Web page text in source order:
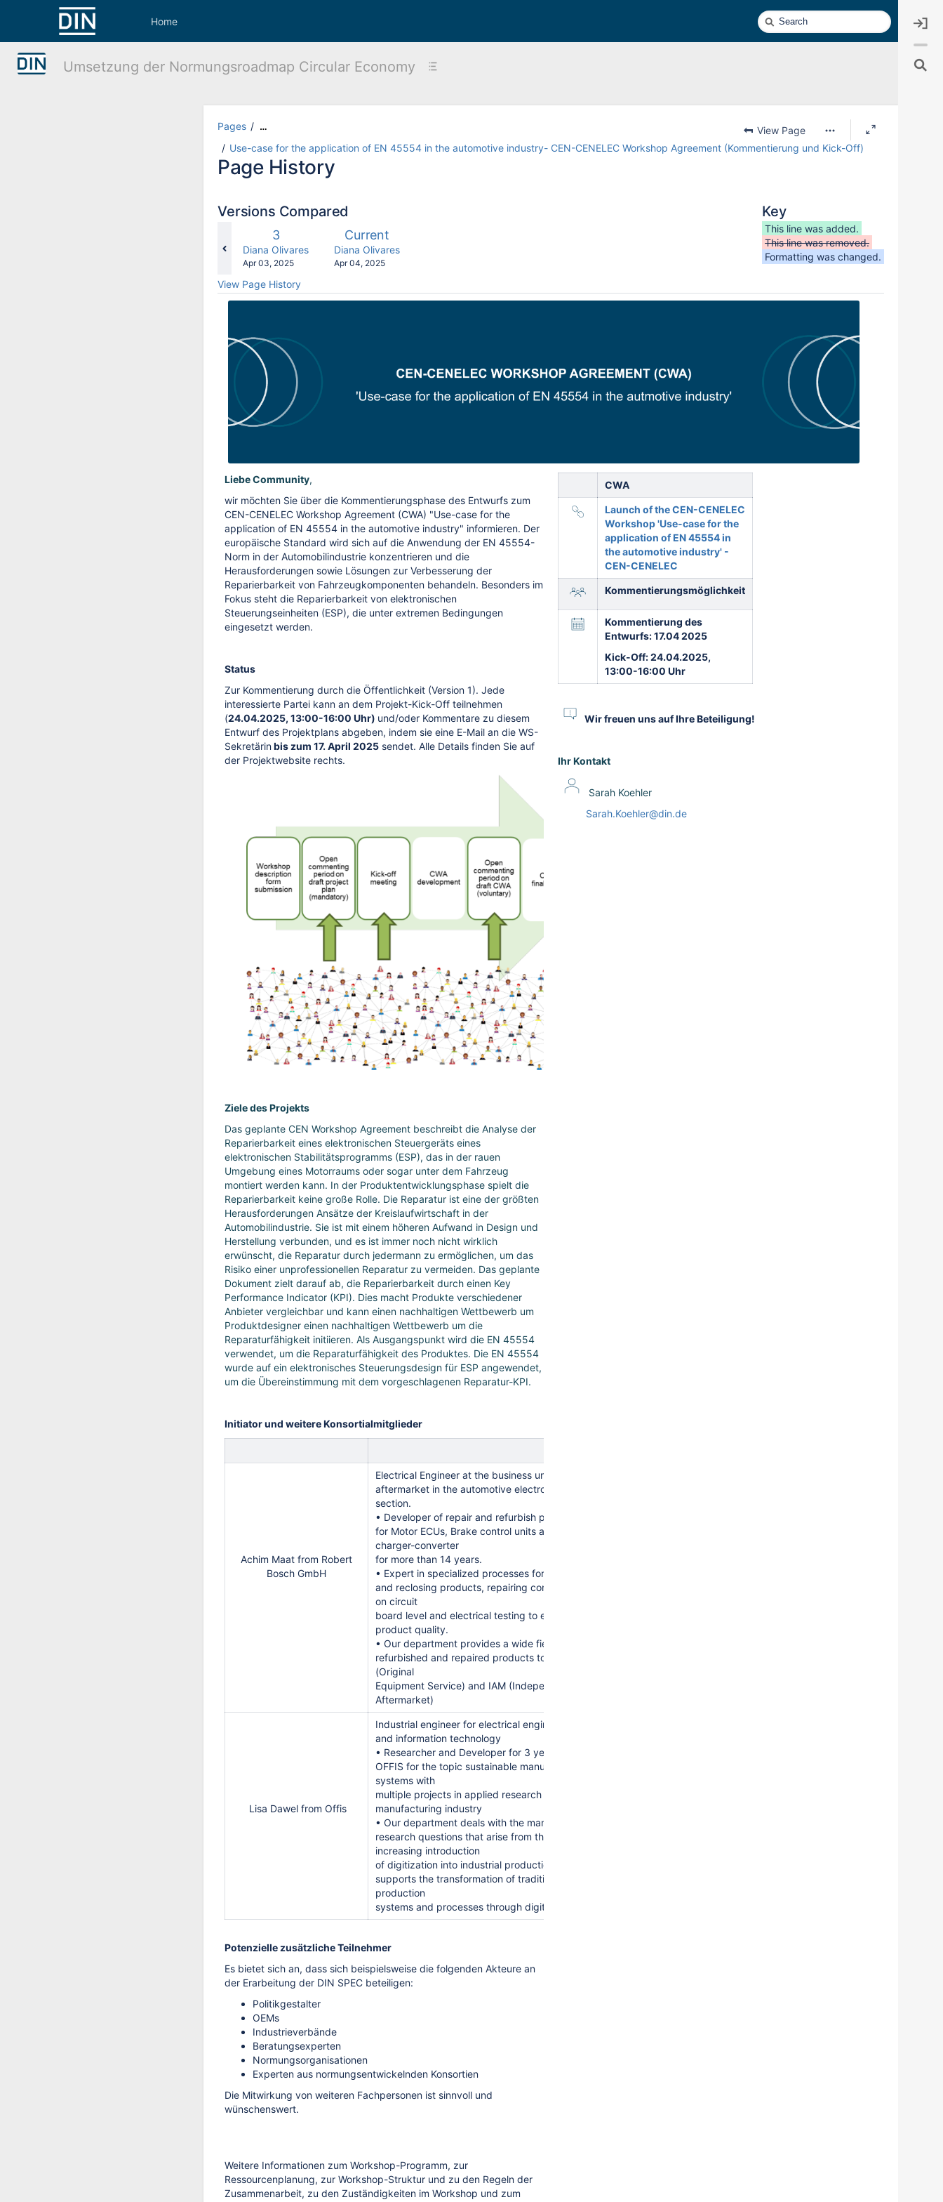
assistive.skiplink.to.breadcrumbs
assistive.skiplink.to.header.menu
Home
Quick
Search
Umsetzung der Normungsroadmap Circular Economy
View Page
Pages …
Use-case for the application of EN 45554 in the automotive industry- CEN-CENELEC Workshop Agreement (Kommentierung und Kick-Off)
Page History
Versions Compared
Old
Version
3
changes.mady.by.user
Diana Olivares
Saved
Apr 03, 2025
compared
New
Version
Current
changes.mady.by.user
Diana Olivares
Saved
Apr 04, 2025
View Page History
Key
This line was added.
This line was removed.
Formatting was changed.
Liebe Community,
wir möchten Sie über die Kommentierungsphase des Entwurfs zum
CEN-CENELEC Workshop Agreement (CWA) "Use-case for the
application of EN 45554 in the automotive industry" informieren. Der
europäische Standard wird sich auf die Anwendung der EN 45554-
Norm in der Automobilindustrie konzentrieren und die
Herausforderungen sowie Lösungen zur Verbesserung der
Reparierbarkeit von Fahrzeugkomponenten behandeln. Besonders im
Fokus steht die Reparierbarkeit von elektronischen
Steuerungseinheiten (ESP), die unter extremen Bedingungen
eingesetzt werden.
Status
Zur Kommentierung durch die Öffentlichkeit (Version 1). Jede
interessierte Partei kann an dem Projekt-Kick-Off teilnehmen
(24.04.2025, 13:00-16:00 Uhr) und/oder Kommentare zu diesem
Entwurf des Projektplans abgeben, indem sie eine E-Mail an die WS-
Sekretärinbis zum 17. April 2025 sendet. Alle Details finden Sie auf
der Projektwebsite rechts.
Ziele des Projekts
Das geplante CEN Workshop Agreement beschreibt die Analyse der
Reparierbarkeit eines elektronischen Steuergeräts eines
elektronischen Stabilitätsprogramms (ESP), das in der rauen
Umgebung eines Motorraums oder sogar unter dem Fahrzeug
montiert werden kann. In der Produktentwicklungsphase spielt die
Reparierbarkeit keine große Rolle. Die Reparatur ist eine der größten
Herausforderungen Ansätze der Kreislaufwirtschaft in der
Automobilindustrie. Sie ist mit einem höheren Aufwand in Design und
Herstellung verbunden, und es ist immer noch nicht wirklich
erwünscht, die Reparatur durch jedermann zu ermöglichen, um das
Risiko einer unprofessionellen Reparatur zu vermeiden. Das geplante
Dokument zielt darauf ab, die Reparierbarkeit durch einen Key
Performance Indicator (KPI). Dies macht Produkte verschiedener
Anbieter vergleichbar und kann einen nachhaltigen Wettbewerb um
Produktdesigner einen nachhaltigen Wettbewerb um die
Reparaturfähigkeit initiieren. Als Ausgangspunkt wird die EN 45554
verwendet, um die Reparaturfähigkeit des Produktes. Die EN 45554
wurde auf ein elektronisches Steuerungsdesign für ESP angewendet,
um die Übereinstimmung mit dem vorgeschlagenen Reparatur-KPI.
Initiator und weitere Konsortialmitglieder
Achim Maat from Robert
Bosch GmbH
Electrical Engineer at the business unit mobility
aftermarket in the automotive electronic
section.
• Developer of repair and refurbish processes
for Motor ECUs, Brake control units and
charger-converter
for more than 14 years.
• Expert in specialized processes for opening
and reclosing products, repairing components
on circuit
board level and electrical testing to ensure the
product quality.
• Our department provides a wide field of
refurbished and repaired products to the OES
(Original
Equipment Service) and IAM (Independent
Aftermarket)
Lisa Dawel from Offis
Industrial engineer for electrical engineering
and information technology
• Researcher and Developer for 3 years at
OFFIS for the topic sustainable manufacturing
systems with
multiple projects in applied research across the
manufacturing industry
• Our department deals with the manifold
research questions that arise from the
increasing introduction
of digitization into industrial production and
supports the transformation of traditional
production
systems and processes through digitization.
Potenzielle zusätzliche Teilnehmer
Es bietet sich an, dass sich beispielsweise die folgenden Akteure an
der Erarbeitung der DIN SPEC beteiligen:
Politikgestalter
OEMs
Industrieverbände
Beratungsexperten
Normungsorganisationen
Experten aus normungsentwickelnden Konsortien
Die Mitwirkung von weiteren Fachpersonen ist sinnvoll und
wünschenswert.
Weitere Informationen zum Workshop-Programm, zur
Ressourcenplanung, zur Workshop-Struktur und zu den Regeln der
Zusammenarbeit, zu den Zuständigkeiten im Workshop und zum
CWA
Launch of the CEN-CENELEC
Workshop 'Use-case for the
application of EN 45554 in
the automotive industry' -
CEN-CENELEC
Kommentierungsmöglichkeit
Kommentierung des
Entwurfs: 17.04 2025
Kick-Off: 24.04.2025,
13:00-16:00 Uhr
Wir freuen uns auf Ihre Beteiligung!
Ihr Kontakt
Sarah Koehler
Sarah.Koehler@din.de